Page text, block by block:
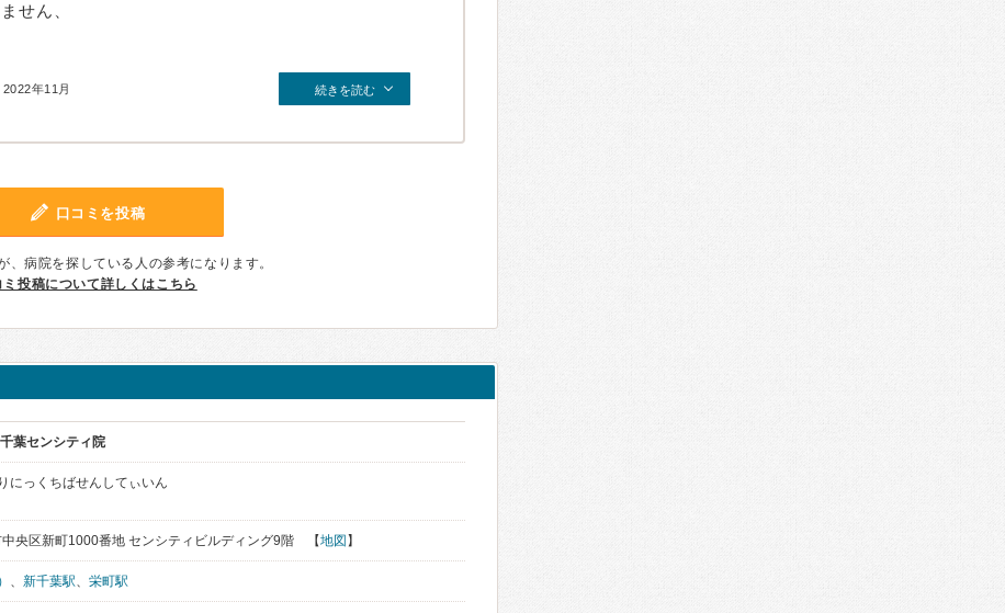
せん、
年11月 続きを読む
口コミを投稿
、病院を探している人の参考になります。
ミ投稿について詳しくはこちら
葉センシティ院
にっくちばせんしてぃいん
央区新町1000番地 センシティビルディング9階 【地図 】
、 新千葉駅、 栄町駅